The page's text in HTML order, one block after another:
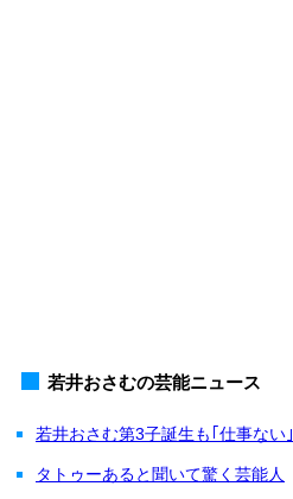
若井おさむの芸能ニュース
若井おさむ第3子誕生も｢仕事ない｣
タトゥーあると聞いて驚く芸能人